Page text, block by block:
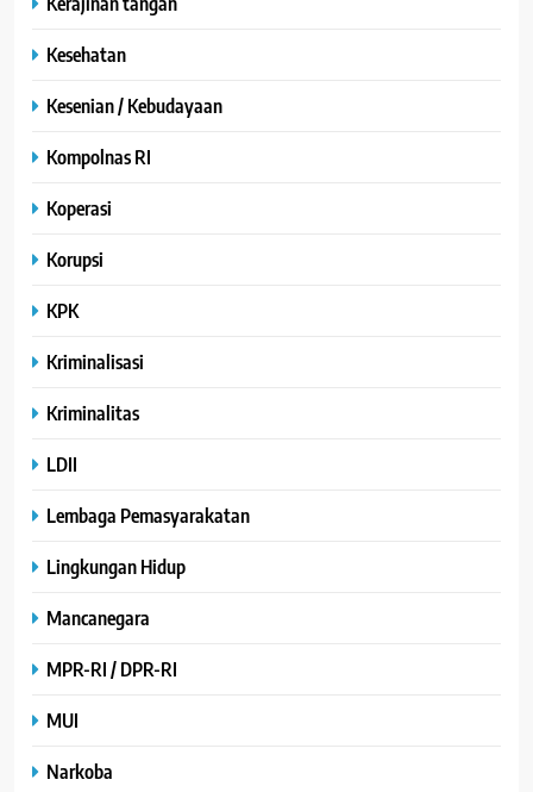
Kesehatan
Kesenian / Kebudayaan
Kompolnas RI
Koperasi
Korupsi
KPK
Kriminalisasi
Kriminalitas
LDII
Lembaga Pemasyarakatan
Lingkungan Hidup
Mancanegara
MPR-RI / DPR-RI
MUI
Narkoba